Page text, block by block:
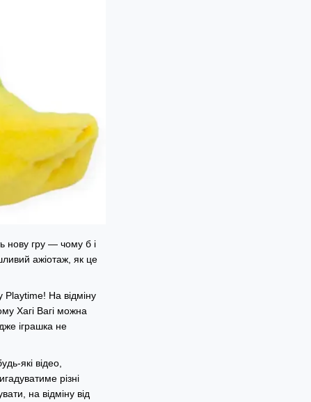
нову гру — чому б і
ажіотаж, як це
На відміну
Хагі Вагі можна
іграшка не
які відео,
різні
на відміну від